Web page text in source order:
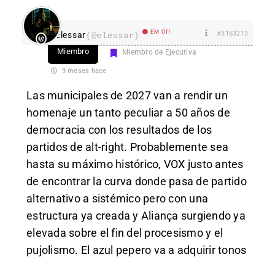
Elessar(@elessar) EM Off #3163213
Miembro Miembro de Ejecutiva
9 meses hace
Las municipales de 2027 van a rendir un
homenaje un tanto peculiar a 50 años de
democracia con los resultados de los
partidos de alt-right. Probablemente sea
hasta su máximo histórico, VOX justo antes
de encontrar la curva donde pasa de partido
alternativo a sistémico pero con una
estructura ya creada y Aliança surgiendo ya
elevada sobre el fin del procesismo y el
pujolismo. El azul pepero va a adquirir tonos